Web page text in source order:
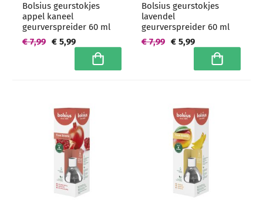
Bolsius geurstokjes
appel kaneel
geurverspreider 60 ml
€ 5,99
€ 7,99
In winkelwagen
Bolsius geurstokjes
lavendel
geurverspreider 60 ml
€ 5,99
€ 7,99
In